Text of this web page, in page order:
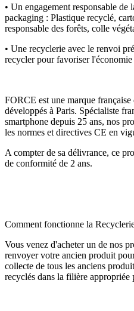
• Un engagement responsable
packaging : Plastique recyclé,
responsable des forêts, colle
• Une recyclerie avec le renvoi
recycler pour favoriser
FORCE est une marque
développés à Paris. Spécialiste
smartphone depuis 25 ans, nos
les normes et directives CE en
A compter de sa délivrance, ce
de conformité de 2 ans.
Comment fonctionne la
Vous venez d'acheter un de nos
renvoyer votre ancien produit
collecte de tous les anciens
recyclés dans la filière appropriée